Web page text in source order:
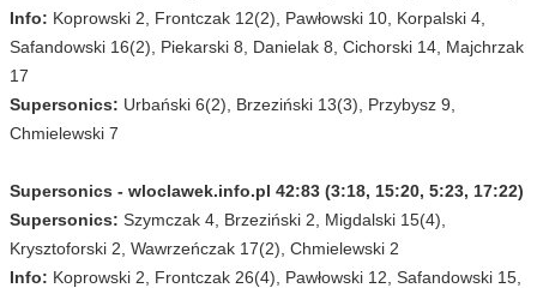
Info: Koprowski 2, Frontczak 12(2), Pawłowski 10, Korpalski 4,
Safandowski 16(2), Piekarski 8, Danielak 8, Cichorski 14, Majchrzak
17
Supersonics: Urbański 6(2), Brzeziński 13(3), Przybysz 9,
Chmielewski 7
Supersonics - wloclawek.info.pl 42:83 (3:18, 15:20, 5:23, 17:22)
Supersonics: Szymczak 4, Brzeziński 2, Migdalski 15(4),
Krysztoforski 2, Wawrzeńczak 17(2), Chmielewski 2
Info: Koprowski 2, Frontczak 26(4), Pawłowski 12, Safandowski 15,